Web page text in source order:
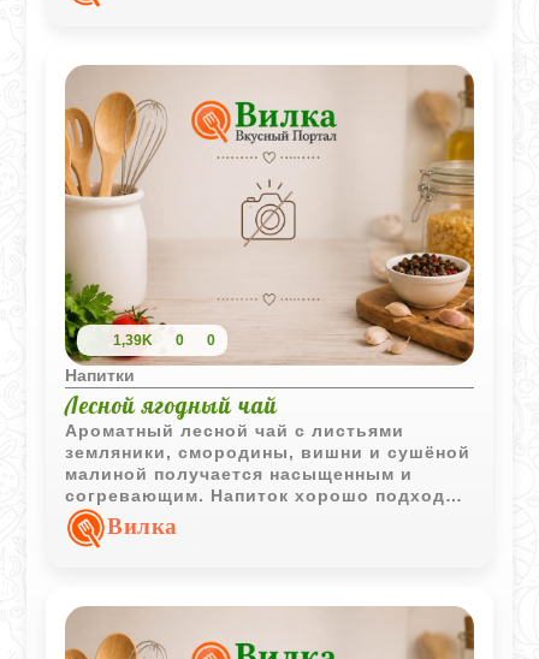
1,39K 0 0
Напитки
Лесной ягодный чай
Ароматный лесной чай с листьями
земляники, смородины, вишни и сушёной
малиной получается насыщенным и
согревающим. Напиток хорошо подходит
для уютного домашнего чаепития.
Вилка